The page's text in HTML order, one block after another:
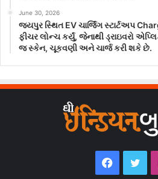
June 30, 2026
જયપુર સ્થિત EV ચાર્જિંગ સ્ટાર્ટઅપ
ફીચર લોન્ચ કર્યું, જેનાથી ડ્રાઇવરો
જ સ્કેન, ચૂકવણી અને ચાર્જ કરી શકે છે.